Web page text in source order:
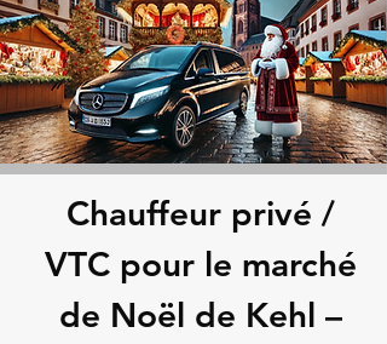
Chauffeur privé /
VTC pour le marché
de Noël de Kehl –